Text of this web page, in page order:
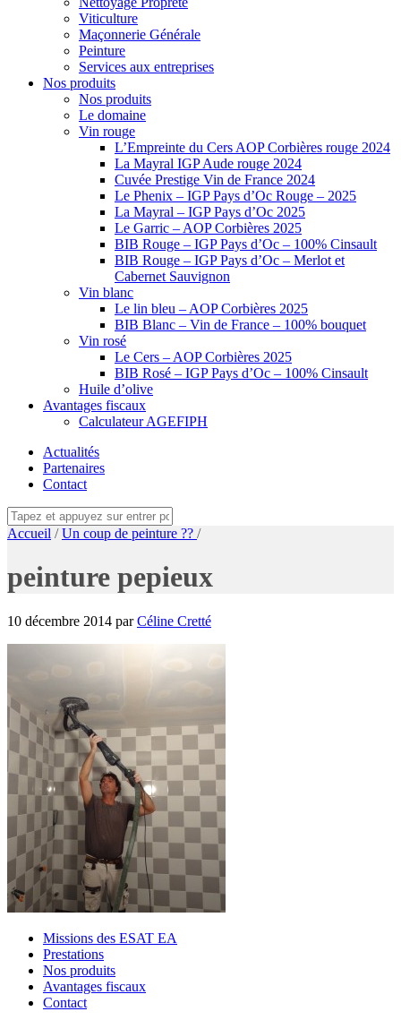
Viticulture
Maçonnerie Générale
Peinture
Services aux entreprises
Nos produits
Nos produits
Le domaine
Vin rouge
L’Empreinte du Cers AOP Corbières rouge 2024
La Mayral IGP Aude rouge 2024
Cuvée Prestige Vin de France 2024
Le Phenix – IGP Pays d’Oc Rouge – 2025
La Mayral – IGP Pays d’Oc 2025
Le Garric – AOP Corbières 2025
BIB Rouge – IGP Pays d’Oc – 100% Cinsault
BIB Rouge – IGP Pays d’Oc – Merlot et
Cabernet Sauvignon
Vin blanc
Le lin bleu – AOP Corbières 2025
BIB Blanc – Vin de France – 100% bouquet
Vin rosé
Le Cers – AOP Corbières 2025
BIB Rosé – IGP Pays d’Oc – 100% Cinsault
Huile d’olive
Avantages fiscaux
Calculateur AGEFIPH
Actualités
Partenaires
Contact
Accueil /Un coup de peinture ?? /
peinture pepieux
10 décembre 2014 parCéline Cretté
Missions des ESAT EA
Prestations
Nos produits
Avantages fiscaux
Contact